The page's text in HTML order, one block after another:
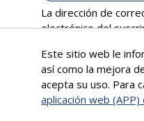
La dirección de
electrónico del
Este sitio web le
así como la mejora
acepta su uso. Para
aplicación web